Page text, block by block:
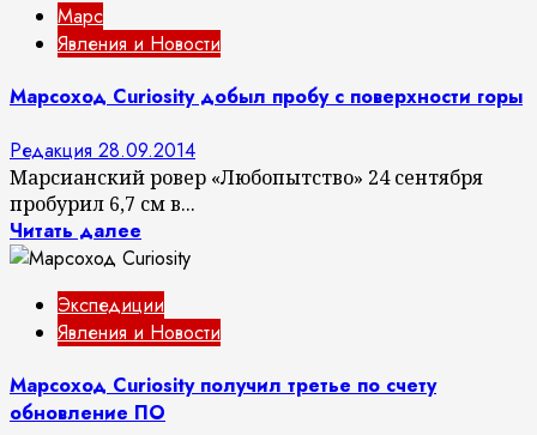
Марс
Явления и Новости
Марсоход Curiosity добыл пробу с поверхности горы
Редакция 28.09.2014
Марсианский ровер «Любопытство» 24 сентября
пробурил 6,7 см в...
Читать далее
Экспедиции
Явления и Новости
Марсоход Curiosity получил третье по счету
обновление ПО